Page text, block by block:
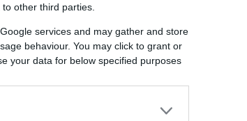
other third parties.
services and may gather and store
behaviour. You may click to grant or
your data for below specified purposes
rendező feszes
aktualizálta
Alexanderplatz